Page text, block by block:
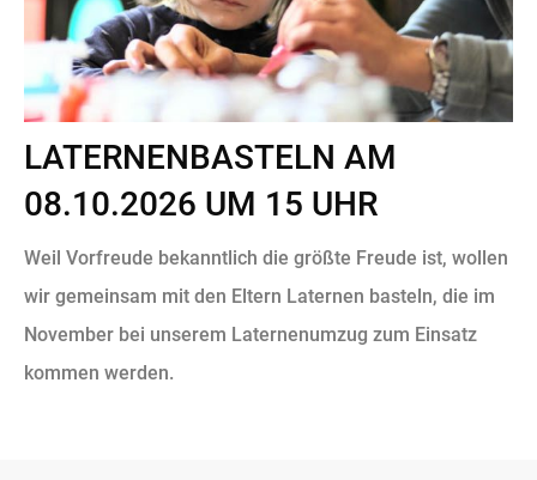
LATERNENBASTELN AM
08.10.2026 UM 15 UHR
Weil Vorfreude bekanntlich die größte Freude ist, wollen
wir gemeinsam mit den Eltern Laternen basteln, die im
November bei unserem Laternenumzug zum Einsatz
kommen werden.